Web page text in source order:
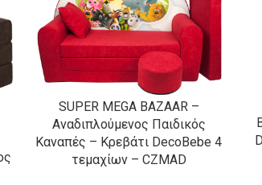
SUPER MEGA BAZAAR –
Αναδιπλούμενος Παιδικός
Καναπές – Κρεβάτι DecoBebe 4
τεμαχίων – CZMAD